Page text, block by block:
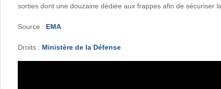
sorties dont une douzaine dédiée aux frappes afin de sécuriser
Source : EMA
Droits : Ministère de la Défense